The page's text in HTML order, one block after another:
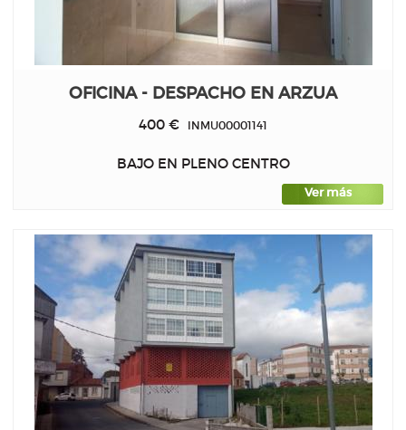
OFICINA - DESPACHO EN ARZUA
400 € INMU00001141
BAJO EN PLENO CENTRO
Ver más